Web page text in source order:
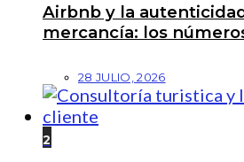
Airbnb y la
mercancía: los
28 JULIO, 2026
2